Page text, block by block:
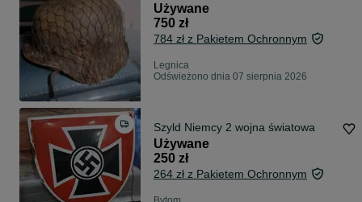
Używane
750 zł
784 zł z Pakietem Ochronnym
Legnica
Odświeżono dnia 07 sierpnia 2026
Szyld Niemcy 2 wojna światowa
Używane
250 zł
264 zł z Pakietem Ochronnym